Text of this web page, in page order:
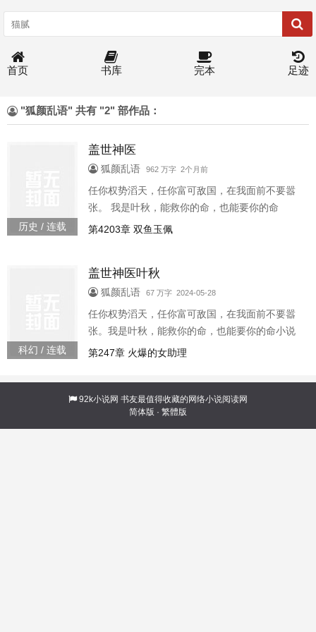
首页 书库 完本 足迹
"狐颜乱语" 共有 "2" 部作品：
历史 / 连载
盖世神医
狐颜乱语 962 万字 2个月前
任你权势滔天，任你富可敌国，在我面前不要嚣
张。 我是叶秋，能救你的命，也能要你的命
第4203章 双鱼玉佩
科幻 / 连载
盖世神医叶秋
狐颜乱语 67 万字 2024-05-28
任你权势滔天，任你富可敌国，在我面前不要嚣
张。我是叶秋，能救你的命，也能要你的命小说
别名盖世神医。盖世神医叶秋
第247章 火爆的女助理
92k小说网 书友最值得收藏的网络小说阅读网
简体版 · 繁體版